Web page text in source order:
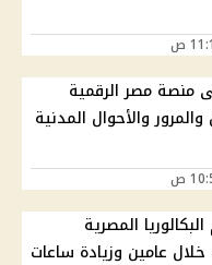
مصر الرقمية
والمرور والأحوال المدنية
المصرية
7 مواد خلال عامين وزيادة ساعات